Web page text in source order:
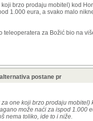
brzo prodaju mobitel) kod
1.000 eura, a svako malo
teleoperatera za Božić bio na
postane pr
one koji brzo prodaju
može naći za ispod 1.000
nema toliko, ide to i niže.